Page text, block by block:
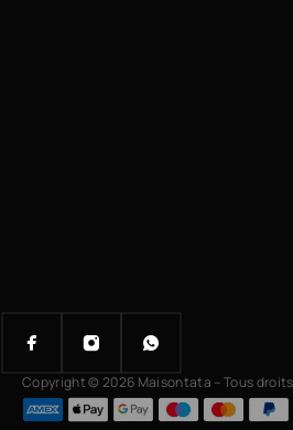
Copyright © 2026 Maisontata – Tous